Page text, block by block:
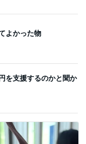
よかった物
を支援するのかと聞か